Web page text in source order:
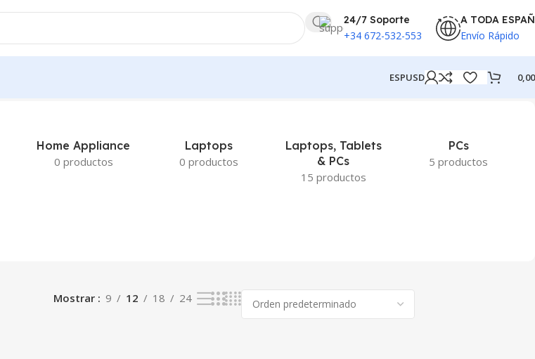
24/7 Soporte
+34 672-532-553
A TODA
Envío Rápido
ESPUSD
Home Appliance
0 productos
Laptops
0 productos
Laptops, Tablets
& PCs
15 productos
PCs
5 productos
Mostrar 9 12 18 24